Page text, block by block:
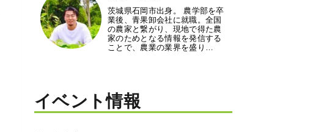
茨城県石岡市出身。 農学部を卒
業後、青果卸会社に就職。全国
の農家と繋がり、現地で得た農
家のためとなる情報を発信する
ことで、農業の業界を盛り…
イベント情報